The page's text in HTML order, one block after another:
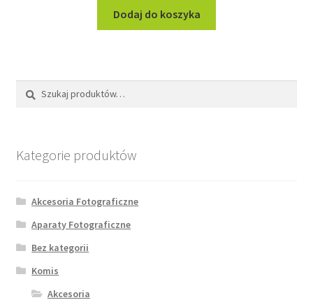
Dodaj do koszyka
Szukaj:
Szukaj
Kategorie produktów
Akcesoria Fotograficzne
Aparaty Fotograficzne
Bez kategorii
Komis
Akcesoria